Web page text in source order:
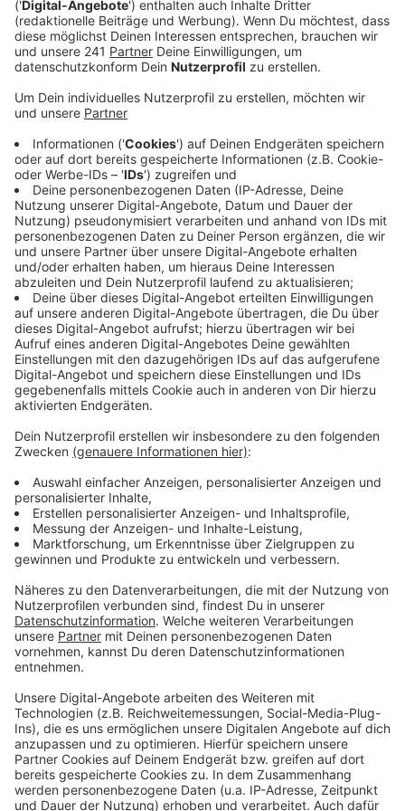
Auch die Nummer hat wieder diesen schönen epischen
Chor in sich, bei dem man schnell zum Mitsingen
angeleitet wird. Und das funktioniert, wie man bei den
Konzerten diesen Sommer gemerkt hat. Da hat das
Publikum direkt richtig laut bei "Morning Blue"
mitgesungen. Das ist aber auch kein Wunder, der Song
verleitet wie gesagt auch ziemlich dazu. Damit ihr
jetzt auch beim Radio hören mitsingen könnt spielen
wir den Song ab sofort im besten Mix.
Anzeige
Wir benötigen Ihre
Zustimmung, um den YouTube
Video-Service zu laden!
Wir verwenden einen Service eines
Drittanbieters, um Videoinhalte
einzubetten. Dieser Service kann
Daten zu Ihren Aktivitäten
sammeln. Bitte lesen Sie die
Details durch und stimmen Sie der
Nutzung des Service zu, um dieses
Video anzusehen.
Mehr Informationen
powered byUsercentrics Consent
Management Platform
Giant Rooks - Morning Blue (Official Video)
Anzeige